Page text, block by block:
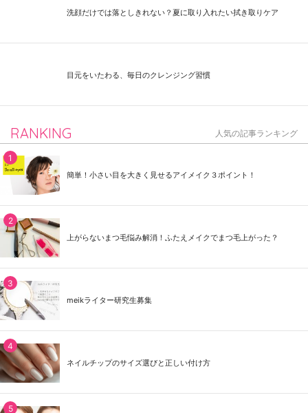
洗顔だけでは落としきれない？夏に取り入れたい拭き取りケア
目元をいたわる、毎日のクレンジング習慣
RANKING 人気の記事ランキング
簡単！小さい目を大きく見せるアイメイク３ポイント！
上がらないまつ毛悩み解消！ふたえメイクでまつ毛上がった？
meikライター研究生募集
ネイルチップのサイズ選びと正しい付け方